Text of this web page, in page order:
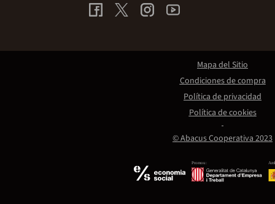
Promou:
© Abacus Cooperativa 2023
Mapa del Sitio
Condiciones de compra
Política de privacidad
Política de cookies